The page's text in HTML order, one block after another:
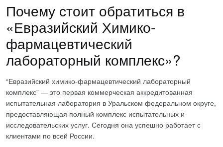
Почему стоит обратиться в
«Евразийский Химико-
фармацевтический
лабораторный комплекс»?
“Евразийский химико-фармацевтический лабораторный
комплекс” — это первая коммерческая аккредитованная
испытательная лаборатория в Уральском федеральном округе,
предоставляющая полный комплекс испытательных и
исследовательских услуг. Сегодня она успешно работает с
клиентами по всей России.